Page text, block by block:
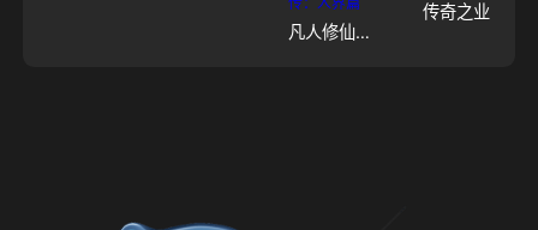
凡人修仙传：人界篇
传奇之业